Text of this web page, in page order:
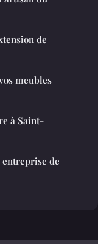
de
meubles
à Saint-
de